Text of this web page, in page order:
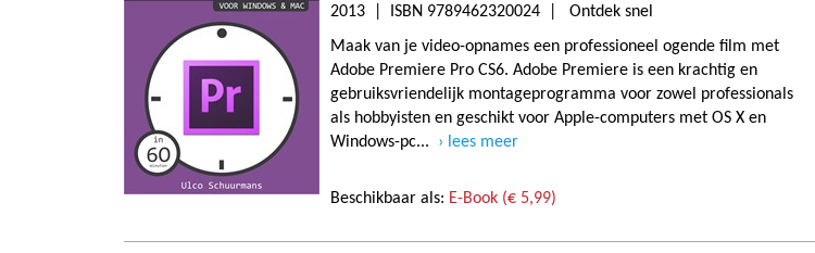
2013 | ISBN 9789462320024 | Ontdek snel
Maak van je video-opnames een professioneel ogende film met
Adobe Premiere Pro CS6. Adobe Premiere is een krachtig en
gebruiksvriendelijk montageprogramma voor zowel professionals
als hobbyisten en geschikt voor Apple-computers met OS X en
Windows-pc...
lees meer
Beschikbaar als: E-Book (€ 5,99)